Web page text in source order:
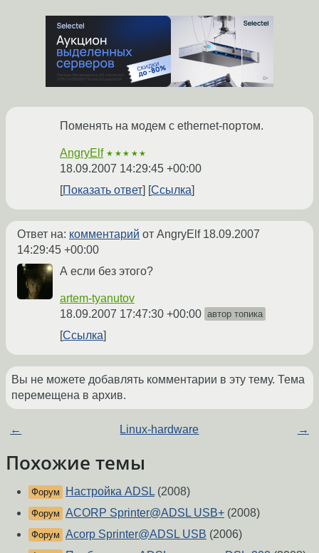
Поменять на модем с ethernet-портом.
AngryElf ★★★★★
18.09.2007 14:29:45 +00:00
Показать ответ
Ссылка
Ответ на: комментарий от AngryElf 18.09.2007
14:29:45 +00:00
А если без этого?
artem-tyanutov
18.09.2007 17:47:30 +00:00 автор топика
Ссылка
Вы не можете добавлять комментарии в эту тему. Тема
перемещена в архив.
← Linux-hardware →
Похожие темы
Форум Настройка ADSL (2008)
Форум ACORP Sprinter@ADSL USB+ (2008)
Форум Acorp Sprinter@ADSL USB (2006)